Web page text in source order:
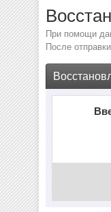
При помощи
После